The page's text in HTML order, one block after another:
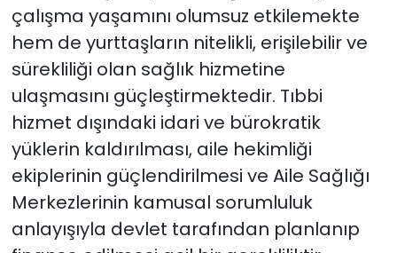
çalışma yaşamını olumsuz etkilemekte
hem de yurttaşların nitelikli, erişilebilir ve
sürekliliği olan sağlık hizmetine
ulaşmasını güçleştirmektedir. Tıbbi
hizmet dışındaki idari ve bürokratik
yüklerin kaldırılması, aile hekimliği
ekiplerinin güçlendirilmesi ve Aile Sağlığı
Merkezlerinin kamusal sorumluluk
anlayışıyla devlet tarafından planlanıp